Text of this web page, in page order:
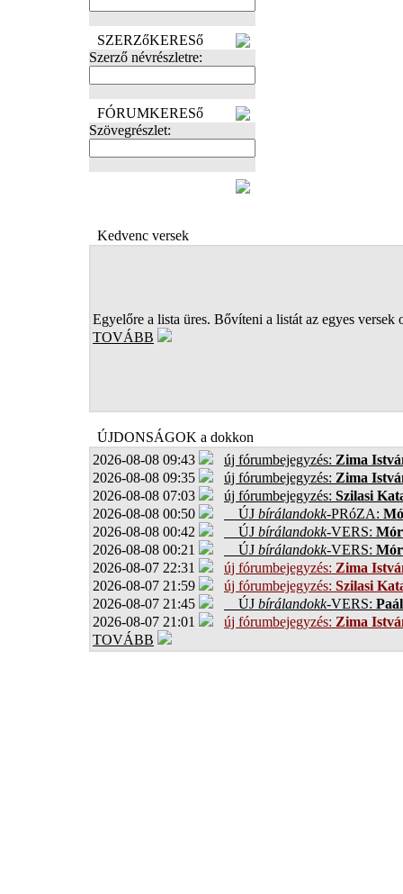
SZERZőKERESő
Szerző névrészletre:
FÓRUMKERESő
Szövegrészlet:
Kedvenc versek
Egyelőre a lista üres. Bővíteni a listát az egyes versek
TOVÁBB
ÚJDONSÁGOK a dokkon
2026-08-08 09:43
új fórumbejegyzés: Zima
2026-08-08 09:35
új fórumbejegyzés: Zima
2026-08-08 07:03
új fórumbejegyzés: Szilasi
2026-08-08 00:50
ÚJ bírálandokk-PRóZA:
2026-08-08 00:42
ÚJ bírálandokk-VERS:
2026-08-08 00:21
ÚJ bírálandokk-VERS:
2026-08-07 22:31
új fórumbejegyzés: Zima
2026-08-07 21:59
új fórumbejegyzés: Szilasi
2026-08-07 21:45
ÚJ bírálandokk-VERS:
2026-08-07 21:01
új fórumbejegyzés: Zima
TOVÁBB